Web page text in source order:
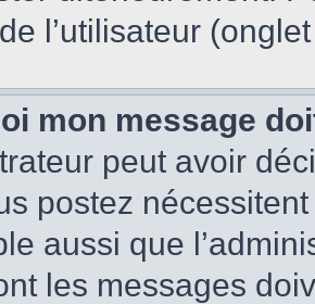
l’utilisateur
mon message
peut avoir
postez
aussi que
les messages